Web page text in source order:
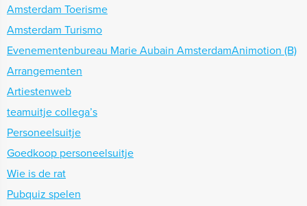
Amsterdam Toerisme
Amsterdam Turismo
Evenementenbureau Marie Aubain AmsterdamAnimotion (B)
Arrangementen
Artiestenweb
teamuitje collega’s
Personeelsuitje
Goedkoop personeelsuitje
Wie is de rat
Pubquiz spelen